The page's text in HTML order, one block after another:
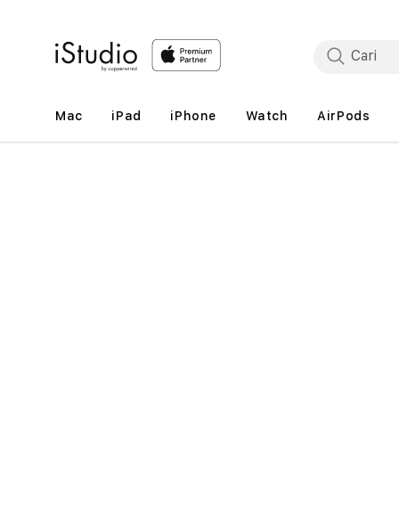
Mac iPad iPhone Watch AirPods